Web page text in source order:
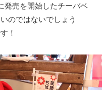
発売を開始したチーバベ
のではないでしょう
！